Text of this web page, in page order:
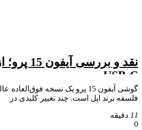
نقد و بررسی
USB-C
گوشی آیفون 15 پرو یک نسخه
فلسفه برند اپل است. چند تغییر کلیدی در
11 دقیقه
0